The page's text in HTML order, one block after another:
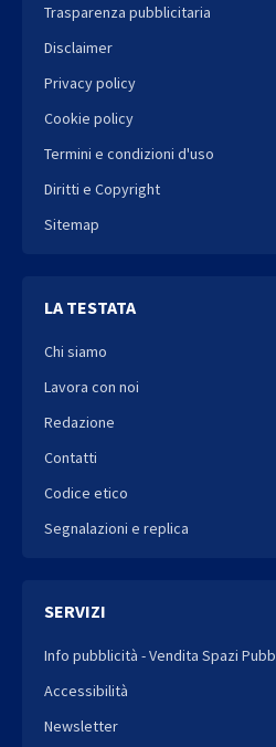
Trasparenza pubblicitaria
Disclaimer
Privacy policy
Cookie policy
Termini e condizioni d'uso
Diritti e Copyright
Sitemap
LA TESTATA
Chi siamo
Lavora con noi
Redazione
Contatti
Codice etico
Segnalazioni e replica
SERVIZI
Info pubblicità - Vendita Spazi
Accessibilità
Newsletter